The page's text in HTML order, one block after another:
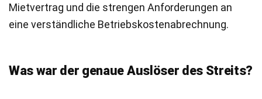
Mietvertrag und die strengen Anforderungen an
eine verständliche Betriebskostenabrechnung.
Was war der genaue Auslöser des Streits?